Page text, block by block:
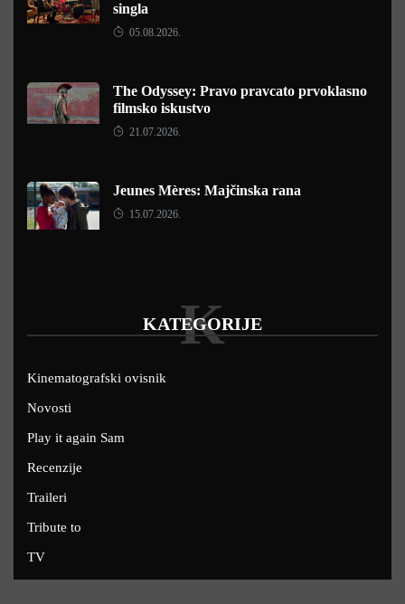
singla
05.08.2026.
The Odyssey: Pravo pravcato prvoklasno
filmsko iskustvo
21.07.2026.
Jeunes Mères: Majčinska rana
15.07.2026.
KATEGORIJE
K
Kinematografski ovisnik
Novosti
Play it again Sam
Recenzije
Traileri
Tribute to
TV